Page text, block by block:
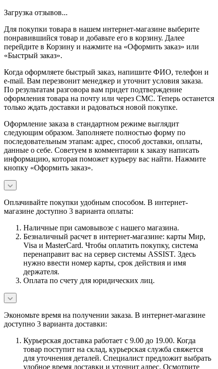
Загрузка отзывов...
Для покупки товара в нашем интернет-магазине выберите
понравившийся товар и добавьте его в корзину. Далее
перейдите в Корзину и нажмите на «Оформить заказ» или
«Быстрый заказ».
Когда оформляете быстрый заказ, напишите ФИО, телефон и
e-mail. Вам перезвонит менеджер и уточнит условия заказа.
По результатам разговора вам придет подтверждение
оформления товара на почту или через СМС. Теперь останется
только ждать доставки и радоваться новой покупке.
Оформление заказа в стандартном режиме выглядит
следующим образом. Заполняете полностью форму по
последовательным этапам: адрес, способ доставки, оплаты,
данные о себе. Советуем в комментарии к заказу написать
информацию, которая поможет курьеру вас найти. Нажмите
кнопку «Оформить заказ».
Оплачивайте покупки удобным способом. В интернет-
магазине доступно 3 варианта оплаты:
Наличные при самовывозе с нашего магазина.
Безналичный расчет в интернет-магазине: карты Мир,
Visa и MasterCard. Чтобы оплатить покупку, система
перенаправит вас на сервер системы ASSIST. Здесь
нужно ввести номер карты, срок действия и имя
держателя.
Оплата по счету для юридических лиц.
Экономьте время на получении заказа. В интернет-магазине
доступно 3 варианта доставки:
Курьерская доставка работает с 9.00 до 19.00. Когда
товар поступит на склад, курьерская служба свяжется
для уточнения деталей. Специалист предложит выбрать
удобное время доставки и уточнит адрес. Осмотрите